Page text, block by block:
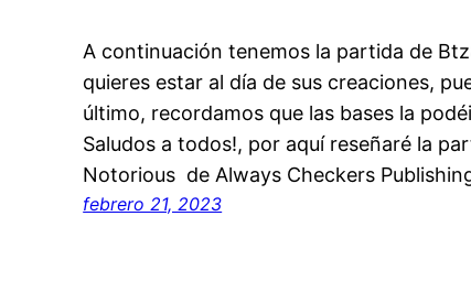
A continuación tenemos la partida de
quieres estar al día de sus creaciones,
último, recordamos que las bases la
Saludos a todos!, por aquí reseñaré la
Notorious de Always Checkers
febrero 21, 2023